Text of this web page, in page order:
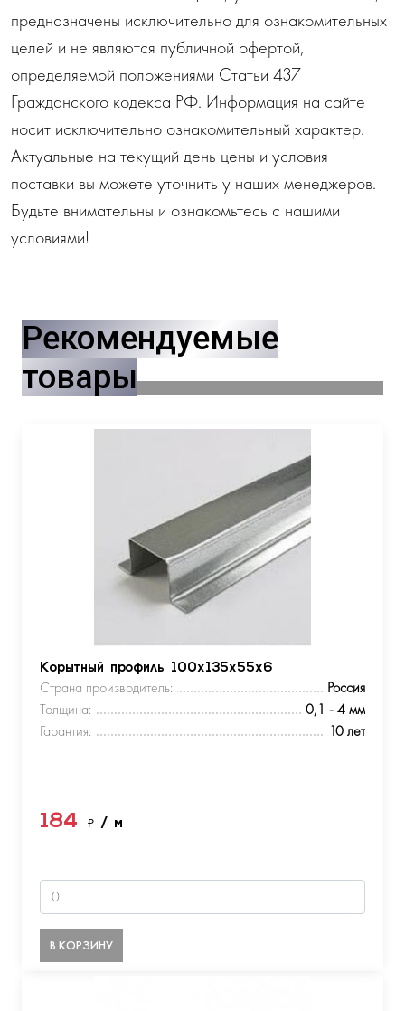
предназначены исключительно для ознакомительных
целей и не являются публичной офертой,
определяемой положениями Статьи 437
Гражданского кодекса РФ. Информация на сайте
носит исключительно ознакомительный характер.
Актуальные на текущий день цены и условия
поставки вы можете уточнить у наших менеджеров.
Будьте внимательны и ознакомьтесь с нашими
условиями!
Рекомендуемые
товары
Корытный профиль 100х135х55х6
Страна производитель:
Россия
Толщина:
0,1 - 4 мм
Гарантия:
10 лет
184 ₽ / м
В КОРЗИНУ